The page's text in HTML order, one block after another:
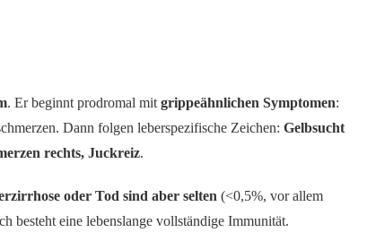
. Er beginnt prodromal mit grippeähnlichen Symptomen:
Dann folgen leberspezifische Zeichen: Gelbsucht
rechts, Juckreiz.
oder Tod sind aber selten (<0,5%, vor allem
besteht eine lebenslange vollständige Immunität.